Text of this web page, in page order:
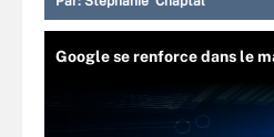
Google se renforce dans le